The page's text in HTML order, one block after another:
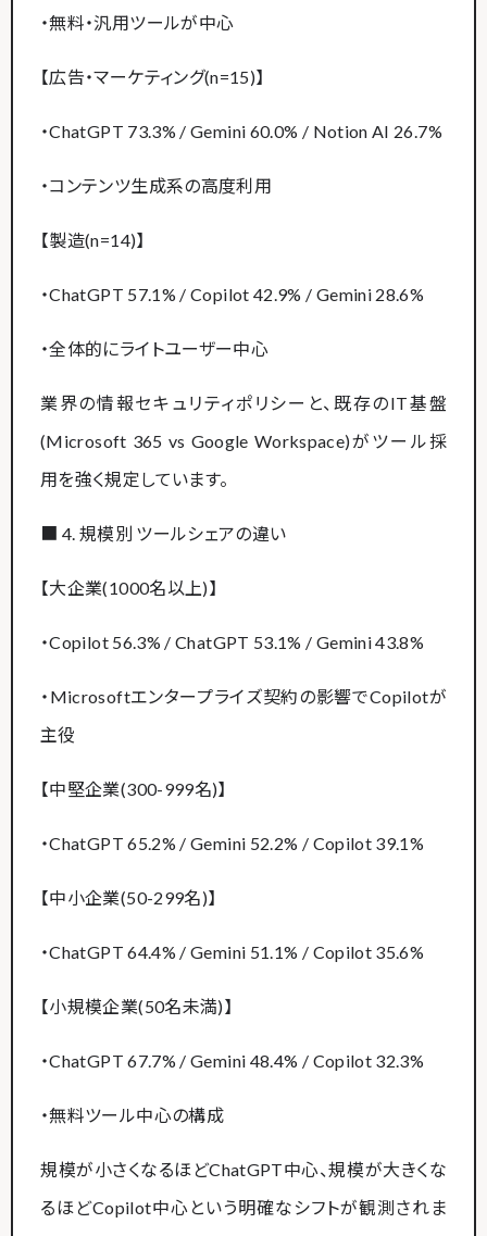
・無料・汎用ツールが中心
【広告・マーケティング(n=15)】
・ChatGPT 73.3% / Gemini 60.0% / Notion AI 26.7%
・コンテンツ生成系の高度利用
【製造(n=14)】
・ChatGPT 57.1% / Copilot 42.9% / Gemini 28.6%
・全体的にライトユーザー中心
業界の情報セキュリティポリシーと、既存のIT基盤
(Microsoft 365 vs Google Workspace)がツール採
用を強く規定しています。
■ 4. 規模別 ツールシェアの違い
【大企業(1000名以上)】
・Copilot 56.3% / ChatGPT 53.1% / Gemini 43.8%
・Microsoftエンタープライズ契約の影響でCopilotが
主役
【中堅企業(300-999名)】
・ChatGPT 65.2% / Gemini 52.2% / Copilot 39.1%
【中小企業(50-299名)】
・ChatGPT 64.4% / Gemini 51.1% / Copilot 35.6%
【小規模企業(50名未満)】
・ChatGPT 67.7% / Gemini 48.4% / Copilot 32.3%
・無料ツール中心の構成
規模が小さくなるほどChatGPT中心、規模が大きくな
るほどCopilot中心という明確なシフトが観測されま